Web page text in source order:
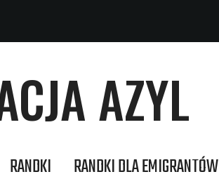
AZYL
RANDKI RANDKI DLA EMIGRANTÓW